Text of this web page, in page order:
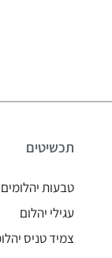
תכשיטים
טבעות יהלומים
עגילי יהלום
צמיד טניס